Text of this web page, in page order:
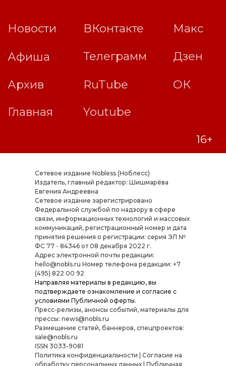
Сетевое издание Nobless (Ноблесс)
Издатель, главный редактор: Шишмарёва
Евгения Андреевна
Cетевое издание зарегистрировано
Федеральной службой по надзору в сфере
связи, информационных технологий и массовых
коммуникаций, регистрационный номер и дата
принятия решения о регистрации: серия ЭЛ №
ФС 77 - 84346 от 08 декабря 2022 г.
Адрес электронной почты редакции:
hello@nobls.ru Номер телефона редакции: +7
(495) 822 00 92
Направляя материалы в редакцию, вы
подтверждаете ознакомление и согласие с
условиями Публичной оферты.
Пресс-релизы, анонсы событий, материалы для
прессы: news@nobls.ru
Размещение статей, баннеров, спецпроектов:
sale@nobls.ru
ISSN 3033-9081
Политика конфиденциальности
Согласие на
обработку персональных данных| Публичная